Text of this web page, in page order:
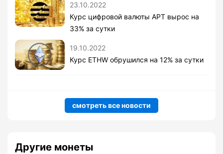
23.10.2022
Курс цифровой валюты APT вырос на
33% за сутки
19.10.2022
Курс ETHW обрушился на 12% за сутки
смотреть все новости
Другие монеты